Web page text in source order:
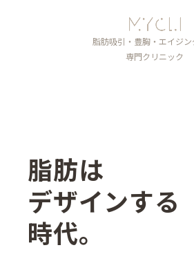
脂肪吸引・豊胸・エイジン
専門クリニック
脂肪は
デザインする
時代。